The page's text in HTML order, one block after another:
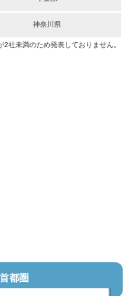
神奈川県
社未満のため発表しておりません。
都圏